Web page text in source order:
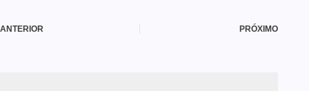
ANTERIOR PRÓXIMO